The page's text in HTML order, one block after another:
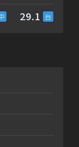
29.1